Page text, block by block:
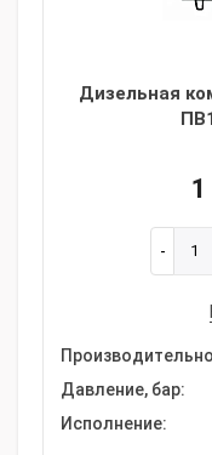
Дизельная
Давление, бар:
Исполнение: